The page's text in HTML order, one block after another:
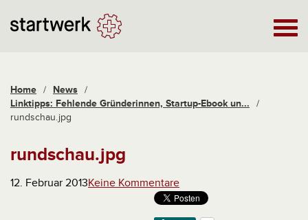
Home / News /
Linktipps: Fehlende Gründerinnen, Startup-Ebook un...
/
rundschau.jpg
rundschau.jpg
12. Februar 2013Keine Kommentare